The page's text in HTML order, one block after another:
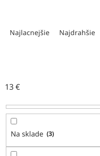
e
r
o
k
Najlacnejšie Najdrahšie
13€
Na sklade 3